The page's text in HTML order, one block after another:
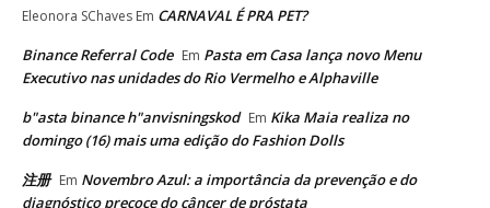
Eleonora SChaves Em CARNAVAL É PRA PET?
Binance Referral Code Em Pasta em Casa lança novo Menu
Executivo nas unidades do Rio Vermelho e Alphaville
b"asta binance h"anvisningskod Em Kika Maia realiza no
domingo (16) mais uma edição do Fashion Dolls
注册 Em Novembro Azul: a importância da prevenção e do
diagnóstico precoce do câncer de próstata